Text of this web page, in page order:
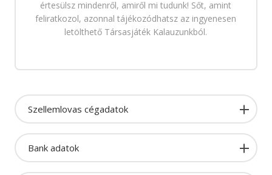
értesülsz mindenről, amiről mi tudunk! Sőt, amint
feliratkozol, azonnal tájékozódhatsz az ingyenesen
letölthető Társasjáték Kalauzunkból.
Szellemlovas cégadatok
Bank adatok